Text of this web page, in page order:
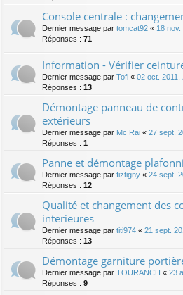
Console centrale :
Dernier message par tomcat92 « 18 nov.
Réponses : 71
Information - Vérifier
Dernier message par Tofi « 02 oct. 2011,
Réponses : 13
Démontage panneau de
extérieurs
Dernier message par Mc Rai « 27 sept.
Réponses : 1
Panne et démontage
Dernier message par fiztigny « 24 sept.
Réponses : 12
Qualité et changement des
interieures
Dernier message par titi974 « 21 sept.
Réponses : 13
Démontage garniture
Dernier message par TOURANCH « 23
Réponses : 9